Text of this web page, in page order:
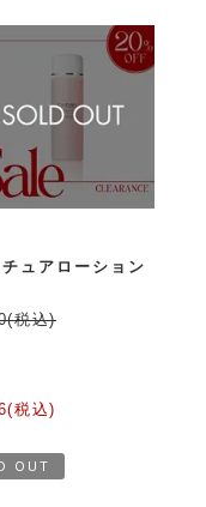
ュアローション
税込)
税込)
OUT